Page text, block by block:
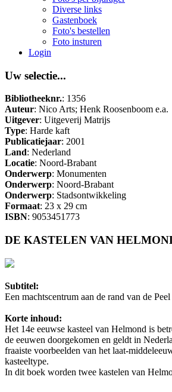
Diverse links
Gastenboek
Foto's bestellen
Foto insturen
Login
Uw selectie...
Bibliotheeknr.: 1356
Auteur: Nico Arts; Henk Roosenboom e.a.
Uitgever: Uitgeverij Matrijs
Type: Harde kaft
Publicatiejaar: 2001
Land: Nederland
Locatie: Noord-Brabant
Onderwerp: Monumenten
Onderwerp: Noord-Brabant
Onderwerp: Stadsontwikkeling
Formaat: 23 x 29 cm
ISBN: 9053451773
DE KASTELEN VAN
Subtitel:
Een machtscentrum aan de rand van de Peel
Korte inhoud:
Het 14e eeuwse kasteel van Helmond is
de eeuwen doorgekomen en geldt in
fraaiste voorbeelden van het laat-
kasteeltype.
In dit boek worden twee kastelen van